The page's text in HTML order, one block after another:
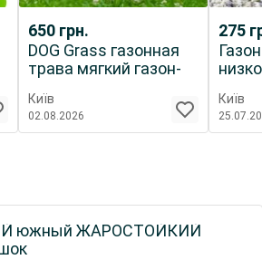
650 грн.
DOG Grass газонная
трава мягкий газон-
СПОРТ10+ для ДАЧИ
Київ
02.08.2026
275
Київ
южный ЖАРОСТОЙКИЙ